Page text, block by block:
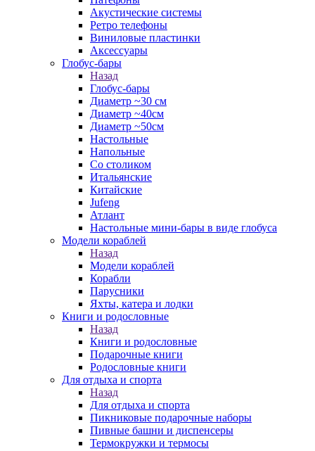
Акустические системы
Ретро телефоны
Виниловые пластинки
Аксессуары
Глобус-бары
Назад
Глобус-бары
Диаметр ~30 см
Диаметр ~40см
Диаметр ~50см
Настольные
Напольные
Со столиком
Итальянские
Китайские
Jufeng
Атлант
Настольные мини-бары в виде глобуса
Модели кораблей
Назад
Модели кораблей
Корабли
Парусники
Яхты, катера и лодки
Книги и родословные
Назад
Книги и родословные
Подарочные книги
Родословные книги
Для отдыха и спорта
Назад
Для отдыха и спорта
Пикниковые подарочные наборы
Пивные башни и диспенсеры
Термокружки и термосы